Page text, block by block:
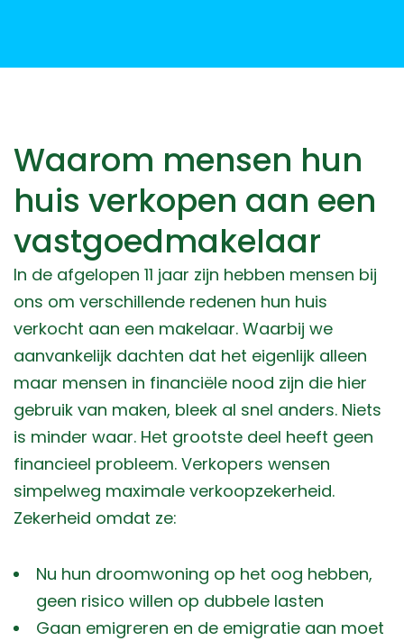
Waarom mensen hun
huis verkopen aan een
vastgoedmakelaar
In de afgelopen 11 jaar zijn hebben mensen bij
ons om verschillende redenen hun huis
verkocht aan een makelaar. Waarbij we
aanvankelijk dachten dat het eigenlijk alleen
maar mensen in financiële nood zijn die hier
gebruik van maken, bleek al snel anders. Niets
is minder waar. Het grootste deel heeft geen
financieel probleem. Verkopers wensen
simpelweg maximale verkoopzekerheid.
Zekerheid omdat ze:
Nu hun droomwoning op het oog hebben,
geen risico willen op dubbele lasten
Gaan emigreren en de emigratie aan moet